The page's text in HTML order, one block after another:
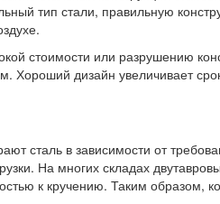
тип стали, правильную
стоимости или разрушению
Хороший дизайн увеличивает
сталь в зависимости от
На многих складах
к кручению. Таким образом,